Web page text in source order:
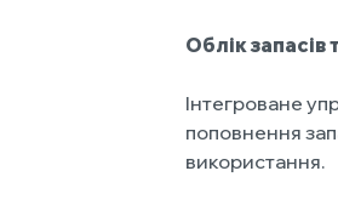
Облік запасів
Інтегроване
поповнення
використання.